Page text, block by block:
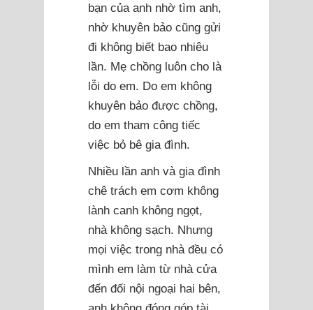
bạn của anh nhờ tìm anh,
nhờ khuyên bảo cũng gửi
đi không biết bao nhiêu
lần. Mẹ chồng luôn cho là
lỗi do em. Do em không
khuyên bảo được chồng,
do em tham công tiếc
việc bỏ bê gia đình.
Nhiều lần anh và gia đình
chê trách em cơm không
lành canh không ngọt,
nhà không sạch. Nhưng
mọi việc trong nhà đều có
mình em làm từ nhà cửa
đến đối nội ngoại hai bên,